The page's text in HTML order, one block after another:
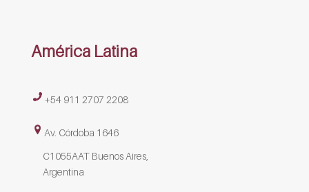
América Latina
+54 911 2707 2208
Av. Córdoba 1646
C1055AAT Buenos Aires,
Argentina